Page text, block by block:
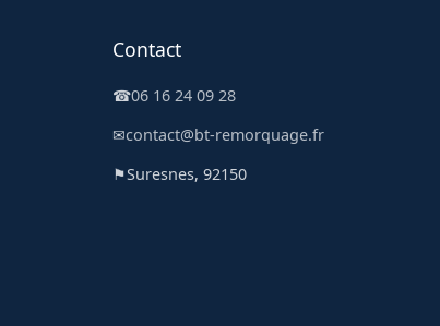
Contact
☎06 16 24 09 28
✉contact@bt-remorquage.fr
⚑Suresnes, 92150